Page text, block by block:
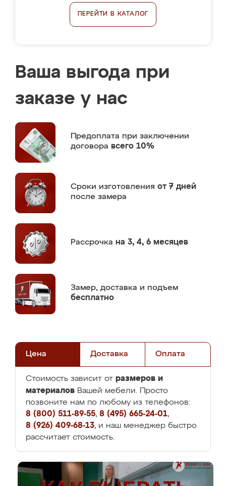
ПЕРЕЙТИ В КАТАЛОГ
Ваша выгода при
заказе у нас
Предоплата при заключении
договора всего 10%
Сроки изготовления от 7 дней
после замера
Рассрочка на 3, 4, 6 месяцев
Замер, доставка и подъем
бесплатно
Цена Доставка Оплата
Стоимость зависит от размеров и
материалов Вашей мебели. Просто
позвоните нам по любому из телефонов:
8 (800) 511-89-55, 8 (495) 665-24-01,
8 (926) 409-68-13, и наш менеджер быстро
рассчитает стоимость.